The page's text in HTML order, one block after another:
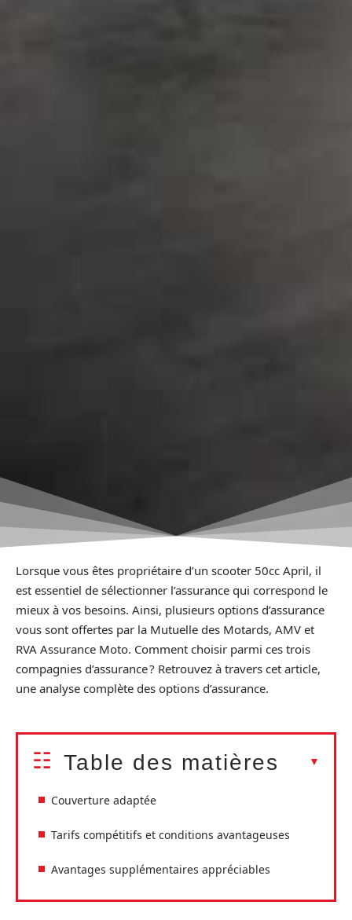
Lorsque vous êtes propriétaire d’un scooter 50cc April, il
est essentiel de sélectionner l’assurance qui correspond le
mieux à vos besoins. Ainsi, plusieurs options d’assurance
vous sont offertes par la Mutuelle des Motards, AMV et
RVA Assurance Moto. Comment choisir parmi ces trois
compagnies d’assurance ? Retrouvez à travers cet article,
une analyse complète des options d’assurance.
Table des matières
Couverture adaptée
Tarifs compétitifs et conditions avantageuses
Avantages supplémentaires appréciables